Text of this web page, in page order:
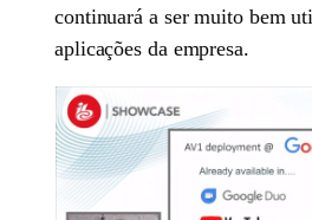
continuará a ser muito bem
aplicações da empresa.